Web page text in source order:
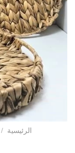
الرئيسية /